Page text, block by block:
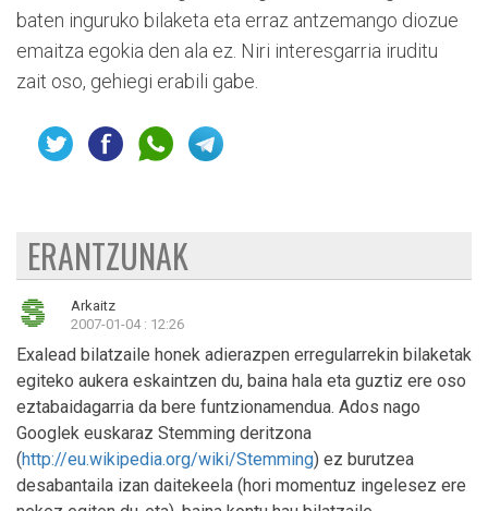
baten inguruko bilaketa eta erraz antzemango diozue
emaitza egokia den ala ez. Niri interesgarria iruditu
zait oso, gehiegi erabili gabe.
ERANTZUNAK
Arkaitz
2007-01-04 : 12:26
Exalead bilatzaile honek adierazpen erregularrekin bilaketak
egiteko aukera eskaintzen du, baina hala eta guztiz ere oso
eztabaidagarria da bere funtzionamendua. Ados nago
Googlek euskaraz Stemming deritzona
(http://eu.wikipedia.org/wiki/Stemming) ez burutzea
desabantaila izan daitekeela (hori momentuz ingelesez ere